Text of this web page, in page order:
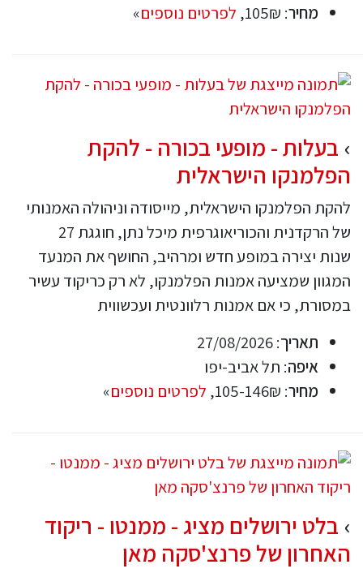
מחיר: 105₪, לפרטים נוספים»
בעלות - מופעי בכורה - להקת
הפלמנקו הישראלית
להקת הפלמנקו הישראלית, מייסודה וניהולה האמנותי
של הרקדנית והכוריאוגרפית מיכל נתן, חוגגת 27
שנות יצירה במופע חדש ומרהיב, החושף את המנעד
המגוון שמציעה אמנות הפלמנקו, לא רק כריקוד עשיר
במסורת, כי אם אמנות רלוונטית ועכשווית
תאריך: 27/08/2026
איפה: תל אביב-יפו
מחיר: 105-146₪, לפרטים נוספים»
בלט ירושלים מציג - ממנטו - ריקוד
האחרון של פרנצ'סקה מאן